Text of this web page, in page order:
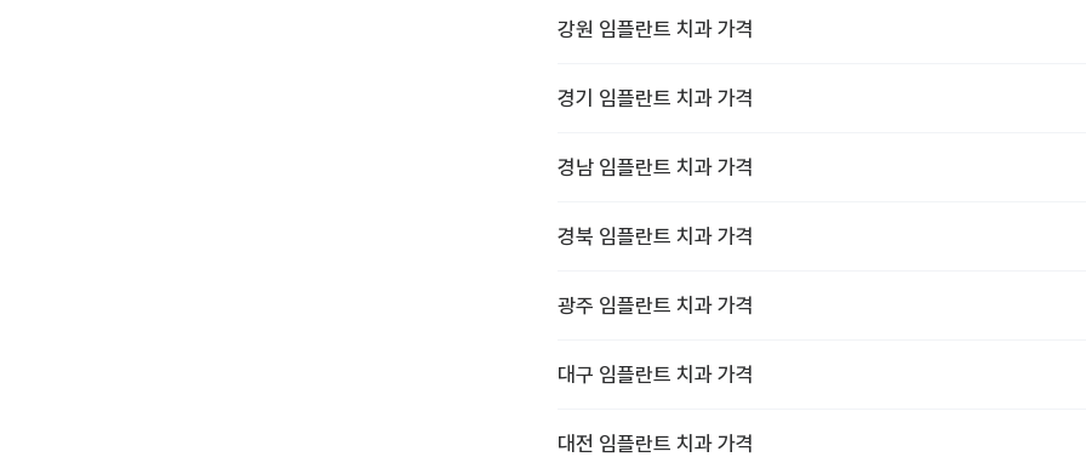
강원 임플란트 치과 가격
경기 임플란트 치과 가격
경남 임플란트 치과 가격
경북 임플란트 치과 가격
광주 임플란트 치과 가격
대구 임플란트 치과 가격
대전 임플란트 치과 가격